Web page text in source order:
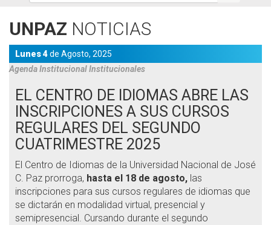
UNPAZ NOTICIAS
Lunes 4de Agosto, 2025
AgendaInstitucionalInstitucionales
EL CENTRO DE IDIOMAS ABRE LAS
INSCRIPCIONES A SUS CURSOS
REGULARES DEL SEGUNDO
CUATRIMESTRE 2025
El Centro de Idiomas de la Universidad Nacional de José
C. Paz prorroga, hasta el 18 de agosto, las
inscripciones para sus cursos regulares de idiomas que
se dictarán en modalidad virtual, presencial y
semipresencial. Cursando durante el segundo